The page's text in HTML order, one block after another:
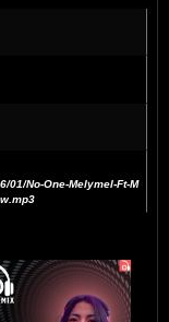
01/No-One-Melymel-Ft-M